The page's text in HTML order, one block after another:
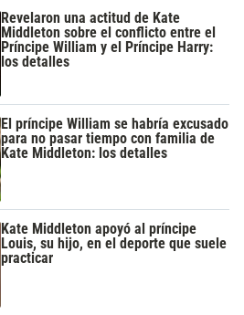
Revelaron una actitud de Kate
Middleton sobre el conflicto entre el
Príncipe William y el Príncipe Harry:
los detalles
El príncipe William se habría excusado
para no pasar tiempo con familia de
Kate Middleton: los detalles
Kate Middleton apoyó al príncipe
Louis, su hijo, en el deporte que suele
practicar